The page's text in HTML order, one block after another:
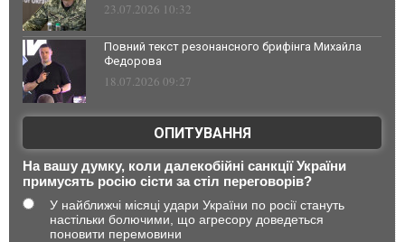
23.07.2026 10:32
Повний текст резонансного брифінга Михайла
Федорова
18.07.2026 09:27
ОПИТУВАННЯ
На вашу думку, коли далекобійні санкції України
примусять росію сісти за стіл переговорів?
У найближчі місяці удари України по росії стануть
настільки болючими, що агресору доведеться
поновити перемовини